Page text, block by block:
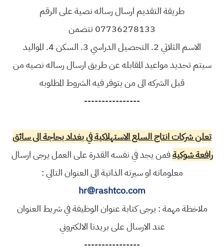
طريقة التقديم ارسال رساله نصية على الرقم
07736278133 تتضمن
الاسم الثلاثي 2. التحصيل الدراسي 3. السكن 4. المواليد
سيتم تحديد مواعيد المقابله عن طريق ارسال رساله نصيه من
قبل الشركه الى من يتوفر فيه الشروط المطلوبه
----------------
تعلن شركات انتاج السلع الاستهلاكية في بغداد بحاجة الى سائق
رافعة شوكيةفمن يجد في نفسه القدرة على العمل يرجى ارسال
معلوماته او سيرته الذاتية الى العنوان التالي :
hr@rashtco.com
ملاخظة مهمة : يرجى كتابة عنوان الوظيفة في شريط العنوان
عند الارسال على بريدنا الالكتروني
----------------